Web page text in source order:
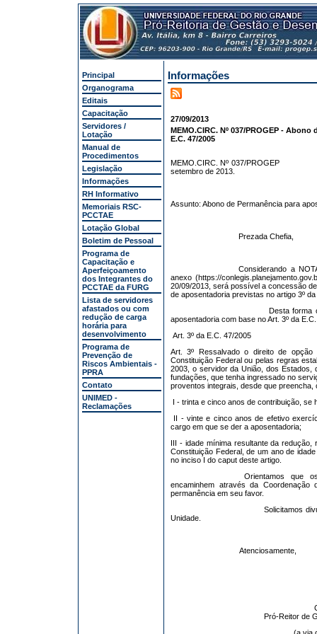
Principal
Organograma
Editais
Capacitação
Servidores /
Lotação
Manual de
Procedimentos
Legislação
Informações
RH Informativo
Memoriais RSC-
PCCTAE
Lotação Global
Boletim de Pessoal
Programa de
Capacitação e
Aperfeiçoamento
dos Integrantes do
PCCTAE da FURG
Lista de servidores
afastados ou com
redução de carga
horária para
desenvolvimento
Programa de
Prevenção de
Riscos Ambientais -
PPRA
Contato
UNIMED -
Reclamações
Informações
27/09/2013
MEMO.CIRC. Nº 037/PROGEP -
E.C. 47/2005
MEMO.CIRC. Nº 037/PROGEP
setembro de 2013.
Assunto: Abono de Permanência para
Prezada Chefia,
Considerando a
anexo (https://
20/09/2013, será possível a concessão
de aposentadoria previstas no artigo 3º
Desta forma
aposentadoria com base no Art. 3º da
Art. 3º da E.C. 47/2005
Art. 3º Ressalvado o direito de
Constituição Federal ou pelas regras
2003, o servidor da União, dos Estados,
fundações, que tenha ingressado no
proventos integrais, desde que
I - trinta e cinco anos de contribuição, se
II - vinte e cinco anos de efetivo
cargo em que se der a aposentadoria;
III - idade mínima resultante da
Constituição Federal, de um ano de
no inciso I do caput deste artigo.
Orientamos que
encaminhem através da Coordenação
permanência em seu favor.
Solicitamos
Unidade.
Atenciosamente,
Pró-Reitor de